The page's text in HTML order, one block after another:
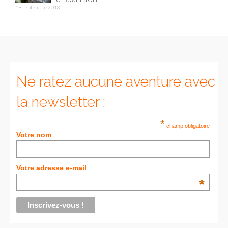
19 septembre 2018
Ne ratez aucune aventure avec
la newsletter :
* champ obligatoire
Votre nom
Votre adresse e-mail
*